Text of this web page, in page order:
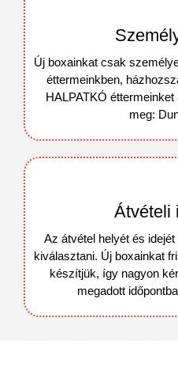
Új boxainkat csak
éttermeinkben,
HALPATKÓ
meg:
Átvételi
Az átvétel helyét és
kiválasztani. Új boxainkat
készítjük, így nagyon
megadott